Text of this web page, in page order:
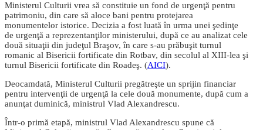
Ministerul Culturii vrea să constituie un fond de urgenţă pentru
patrimoniu, din care să aloce bani pentru protejarea
monumentelor istorice. Decizia a fost luată în urma unei şedinţe
de urgenţă a reprezentanţilor ministerului, după ce au analizat cele
două situaţii din judeţul Braşov, în care s-au prăbuşit turnul
romanic al Bisericii fortificate din Rotbav, din secolul al XIII-lea şi
turnul Bisericii fortificate din Roadeş. (AICI).
Deocamdată, Ministerul Culturii pregătreşte un sprijin financiar
pentru intervenţii de urgenţă la cele două monumente, după cum a
anunţat duminică, ministrul Vlad Alexandrescu.
Într-o primă etapă, ministrul Vlad Alexandrescu spune că